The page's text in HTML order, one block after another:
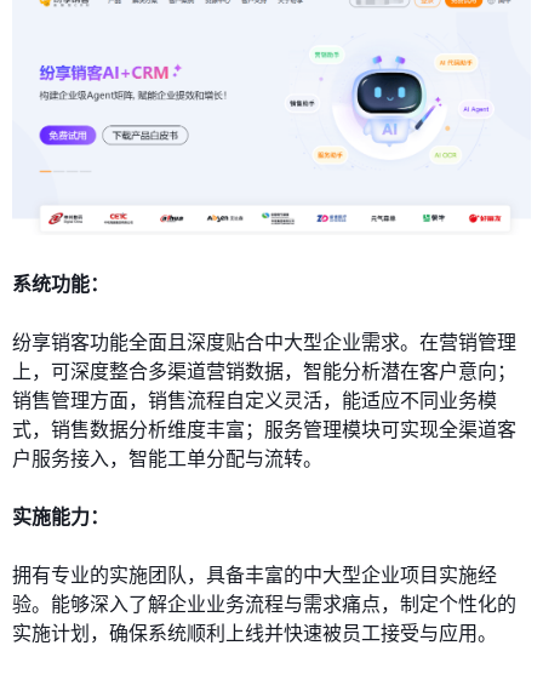
系统功能：
纷享销客功能全面且深度贴合中大型企业需求。在营销管理
上，可深度整合多渠道营销数据，智能分析潜在客户意向；
销售管理方面，销售流程自定义灵活，能适应不同业务模
式，销售数据分析维度丰富；服务管理模块可实现全渠道客
户服务接入，智能工单分配与流转。
实施能力：
拥有专业的实施团队，具备丰富的中大型企业项目实施经
验。能够深入了解企业业务流程与需求痛点，制定个性化的
实施计划，确保系统顺利上线并快速被员工接受与应用。